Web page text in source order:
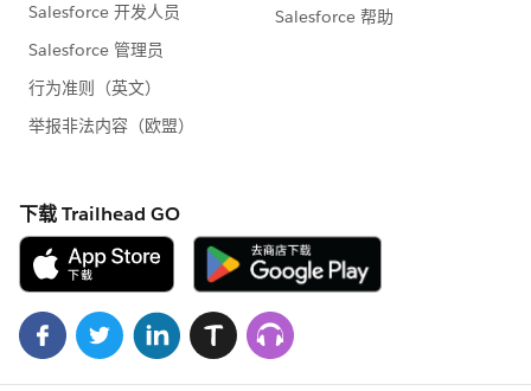
Analytics」から Tableau 製品を選択ください)
Please describe your idea in as much detail as
Tell us more. How and why does this idea
contribute to the success of your organization? (お
必要事項をご記入いただき、「Review Submission」を
クリックすると、 Idea が IdeaExchange プラットフォ
ームに投稿されます。
💡Idea の Upvote 方法